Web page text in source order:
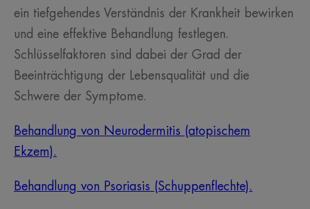
ein tiefgehendes Verständnis der Krankheit bewirken
und eine effektive Behandlung festlegen.
Schlüsselfaktoren sind dabei der Grad der
Beeinträchtigung der Lebensqualität und die
Schwere der Symptome.
Behandlung von Neurodermitis (atopischem
Ekzem).
Behandlung von Psoriasis (Schuppenflechte).